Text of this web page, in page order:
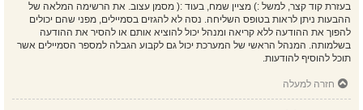
בעזרת קוד קצר, למשל :) מציין שמח, בעוד :( מסמן עצוב. את הרשימה המלאה של
ההבעות ניתן לראות בטופס השליחה. נסה לא להגזים בסמיילים, מפני שהם יכולים
להפוך את ההודעה ללא קריאה ומנהל יכול להוציא אותם או להסיר את ההודעה
בשלמותה. המנהל הראשי של המערכת יכול גם לקבוע הגבלה למספר הסמיילים אשר
תוכל להוסיף להודעות.
חזרה למעלה